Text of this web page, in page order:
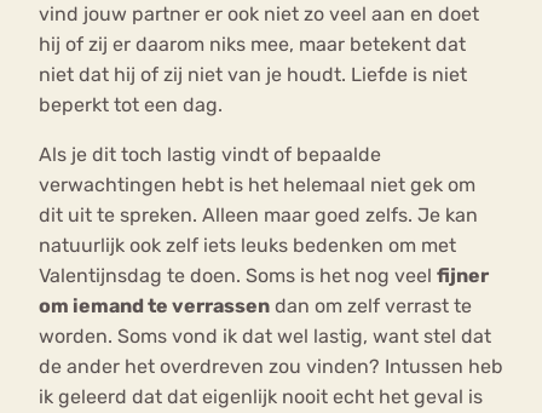
vind jouw partner er ook niet zo veel aan en doet
hij of zij er daarom niks mee, maar betekent dat
niet dat hij of zij niet van je houdt. Liefde is niet
beperkt tot een dag.
Als je dit toch lastig vindt of bepaalde
verwachtingen hebt is het helemaal niet gek om
dit uit te spreken. Alleen maar goed zelfs. Je kan
natuurlijk ook zelf iets leuks bedenken om met
Valentijnsdag te doen. Soms is het nog veel fijner
om iemand te verrassen dan om zelf verrast te
worden. Soms vond ik dat wel lastig, want stel dat
de ander het overdreven zou vinden? Intussen heb
ik geleerd dat dat eigenlijk nooit echt het geval is